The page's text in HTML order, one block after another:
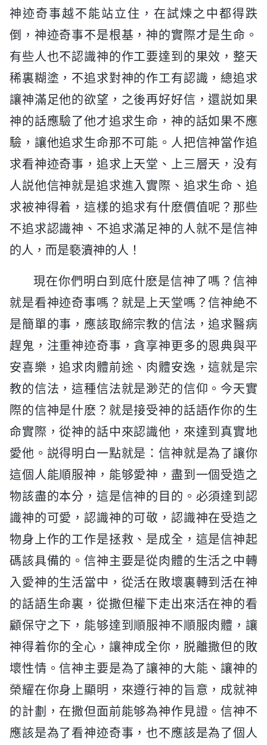
神迹奇事越不能站立住，在試煉之中都得跌
倒，神迹奇事不是根基，神的實際才是生命。
有些人也不認識神的作工要達到的果效，整天
稀裏糊塗，不追求對神的作工有認識，總追求
讓神滿足他的欲望，之後再好好信，還説如果
神的話應驗了他才追求生命，神的話如果不應
驗，讓他追求生命那不可能。人把信神當作追
求看神迹奇事，追求上天堂、上三層天，没有
人説他信神就是追求進入實際、追求生命、追
求被神得着，這樣的追求有什麽價值呢？那些
不追求認識神、不追求滿足神的人就不是信神
的人，而是褻瀆神的人！
現在你們明白到底什麽是信神了嗎？信神
就是看神迹奇事嗎？就是上天堂嗎？信神絶不
是簡單的事，應該取締宗教的信法，追求醫病
趕鬼，注重神迹奇事，貪享神更多的恩典與平
安喜樂，追求肉體前途、肉體安逸，這就是宗
教的信法，這種信法就是渺茫的信仰。今天實
際的信神是什麽？就是接受神的話語作你的生
命實際，從神的話中來認識他，來達到真實地
愛他。説得明白一點就是：信神就是為了讓你
這個人能順服神，能够愛神，盡到一個受造之
物該盡的本分，這是信神的目的。必須達到認
識神的可愛，認識神的可敬，認識神在受造之
物身上作的工作是拯救、是成全，這是信神起
碼該具備的。信神主要是從肉體的生活之中轉
入愛神的生活當中，從活在敗壞裏轉到活在神
的話語生命裏，從撒但權下走出來活在神的看
顧保守之下，能够達到順服神不順服肉體，讓
神得着你的全心，讓神成全你，脱離撒但的敗
壞性情。信神主要是為了讓神的大能、讓神的
榮耀在你身上顯明，來遵行神的旨意，成就神
的計劃，在撒但面前能够為神作見證。信神不
應該是為了看神迹奇事，也不應該是為了個人